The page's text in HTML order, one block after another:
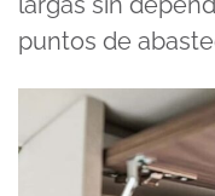
puntos de